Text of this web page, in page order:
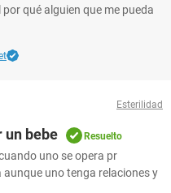
qué alguien que me pueda
Esterilidad
un bebe Resuelto
uno se opera pr
uno tenga relaciones y